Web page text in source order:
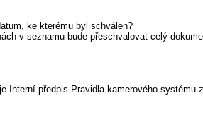
ke kterému byl schválen?
v seznamu bude přeschvalovat celý
předpis Pravidla kamerového systému